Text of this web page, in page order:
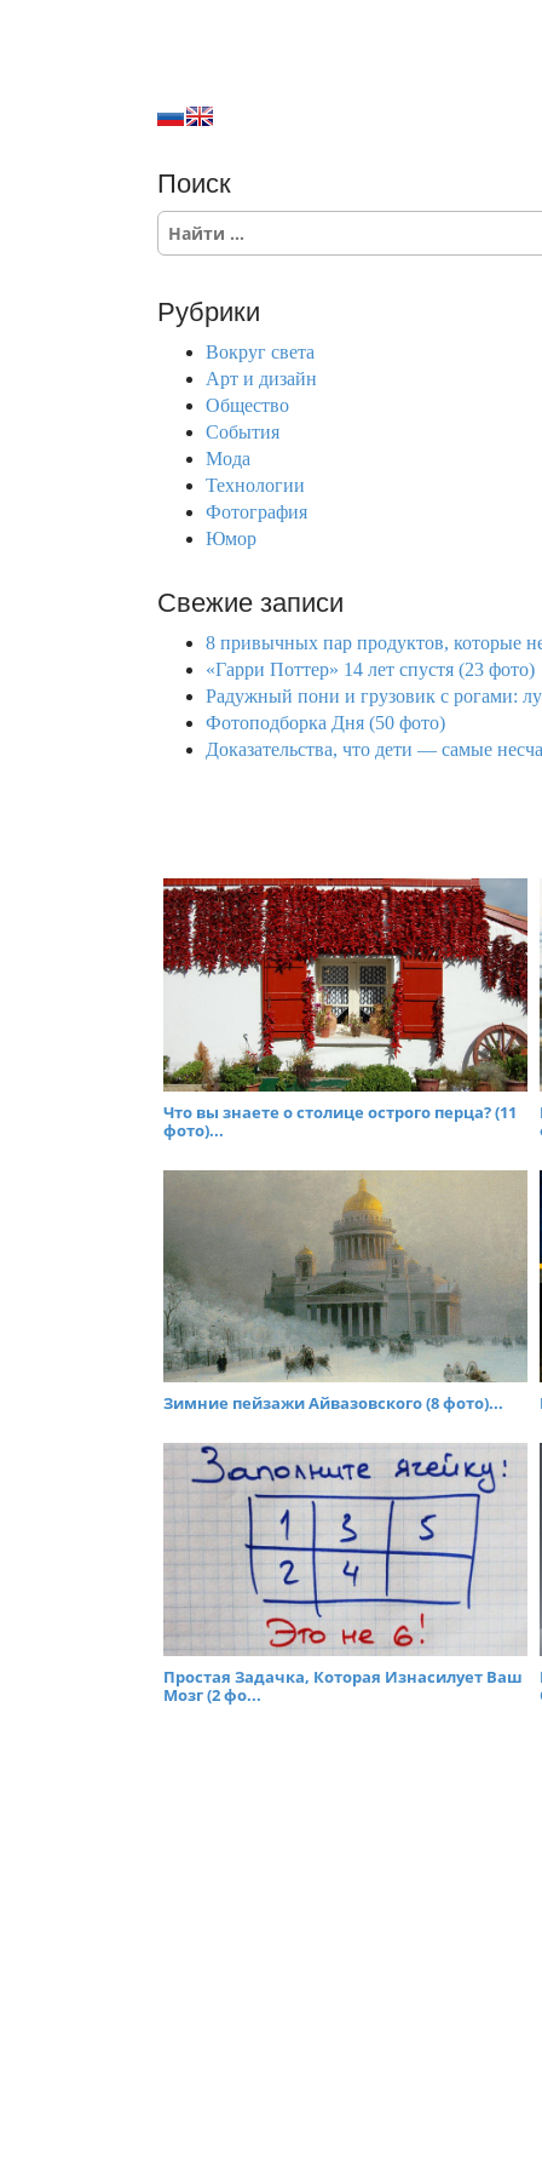
Поиск
S
e
c
Рубрики
Вокруг света
Арт и дизайн
Общество
События
Мода
Технологии
Фотография
Юмор
Свежие записи
8 привычных пар продуктов, которые
«Гарри Поттер» 14 лет спустя (23 фото)
Радужный пони и грузовик с рогами:
Фотоподборка Дня (50 фото)
Доказательства, что дети — самые
Что вы знаете о столице острого перца? (11
фото)...
Зимние пейзажи Айвазовского (8 фото)...
Простая Задачка, Которая Изнасилует Ваш
Мозг (2 фо...